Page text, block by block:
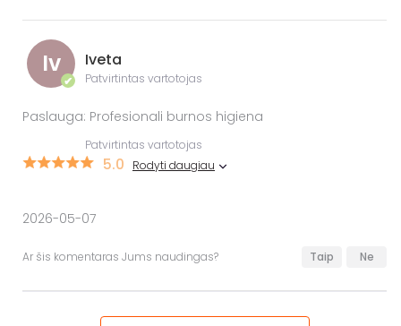
Iv
✔
Iveta
Patvirtintas vartotojas
Paslauga: Profesionali burnos higiena
Patvirtintas vartotojas
5.0 Rodyti daugiau
2026-05-07
Ar šis komentaras Jums naudingas? Taip Ne